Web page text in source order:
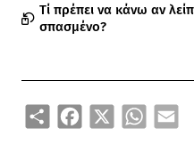
Τί πρέπει να κάνω αν
σπασμένο?
Share Facebook
X WhatsApp